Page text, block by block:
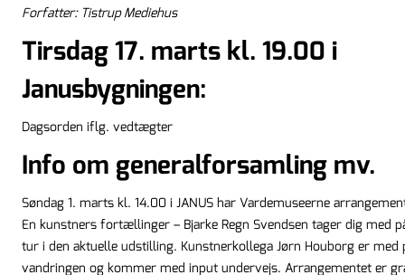
Forfatter: Tistrup Mediehus
Tirsdag 17. marts kl. 19.00 i
Janusbygningen:
Dagsorden iflg. vedtægter
Info om generalforsamling mv.
Søndag 1. marts kl. 14.00 i JANUS har Vardemuseerne
En kunstners fortællinger – Bjarke Regn Svendsen tager dig med
tur i den aktuelle udstilling. Kunstnerkollega Jørn Houborg er med
vandringen og kommer med input undervejs. Arrangementet er